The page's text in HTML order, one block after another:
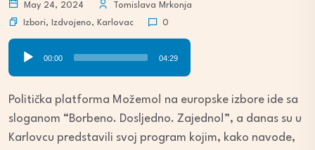
May 24, 2024
Tomislava Mrkonja
Izbori, Izdvojeno, Karlovac 0
00:00 04:29
Politička platforma Možemo! na europske izbore ide sa
sloganom “Borbeno. Dosljedno. Zajedno!”, a danas su u
Karlovcu predstavili svoj program kojim, kako navode,